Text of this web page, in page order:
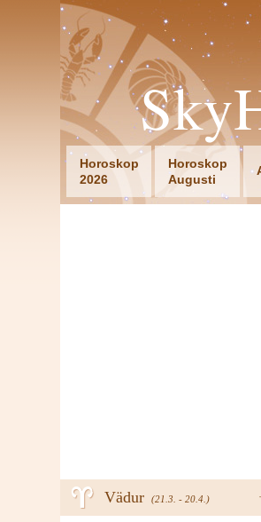
Horoskop
2026
Horoskop
Augusti
Vädur (21.3. - 20.4.)
a